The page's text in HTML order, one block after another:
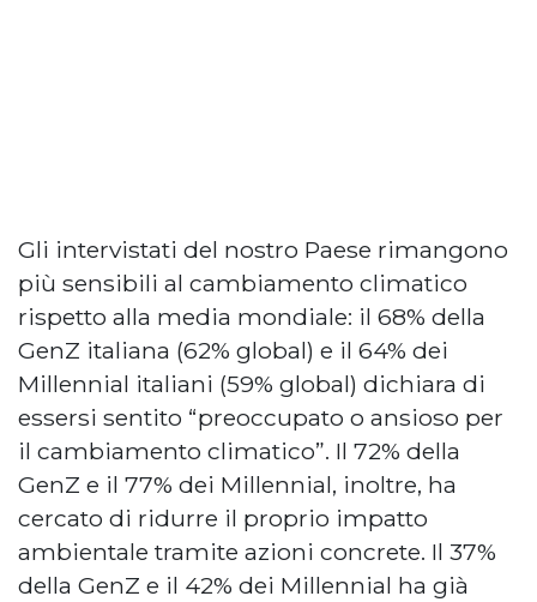
Gli intervistati del nostro Paese rimangono
più sensibili al cambiamento climatico
rispetto alla media mondiale: il 68% della
GenZ italiana (62% global) e il 64% dei
Millennial italiani (59% global) dichiara di
essersi sentito “preoccupato o ansioso per
il cambiamento climatico”. Il 72% della
GenZ e il 77% dei Millennial, inoltre, ha
cercato di ridurre il proprio impatto
ambientale tramite azioni concrete. Il 37%
della GenZ e il 42% dei Millennial ha già